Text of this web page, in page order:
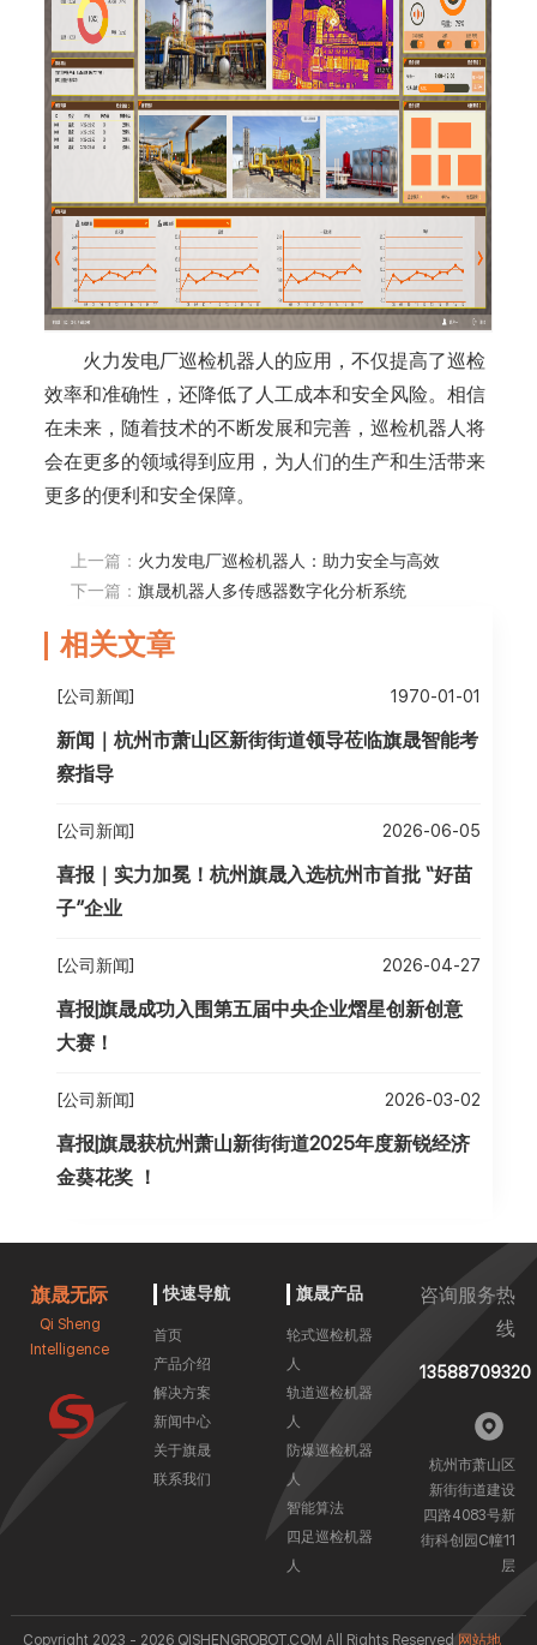
火力发电厂巡检机器人的应用，不仅提高了巡检
效率和准确性，还降低了人工成本和安全风险。相信
在未来，随着技术的不断发展和完善，巡检机器人将
会在更多的领域得到应用，为人们的生产和生活带来
更多的便利和安全保障。
上一篇： 火力发电厂巡检机器人：助力安全与高效
下一篇：旗晟机器人多传感器数字化分析系统
相关文章
[公司新闻]
新闻｜杭州市萧山区新街街道领导莅临旗晟智能考
察指导
1970-01-01
[公司新闻]
喜报｜实力加冕！杭州旗晟入选杭州市首批 “好苗
子”企业
2026-06-05
[公司新闻]
喜报|旗晟成功入围第五届中央企业熠星创新创意
大赛！
2026-04-27
[公司新闻]
喜报|旗晟获杭州萧山新街街道2025年度新锐经济
金葵花奖 ！
2026-03-02
旗晟无际
Qi Sheng
Intelligence
快速导航
首页
产品介绍
解决方案
新闻中心
关于旗晟
联系我们
旗晟产品
轮式巡检机器
人
轨道巡检机器
人
防爆巡检机器
人
智能算法
四足巡检机器
人
咨询服务热
线
13588709320
杭州市萧山区
新街街道建设
四路4083号新
街科创园C幢11
层
Copyright 2023 - 2026 QISHENGROBOT.COM All Rights Reserved 网站地